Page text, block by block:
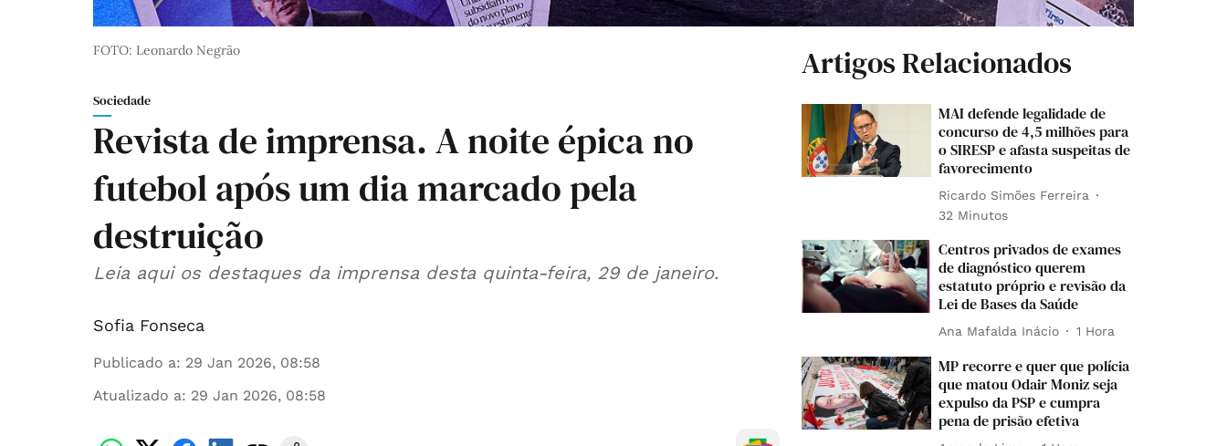
FOTO: Leonardo Negrão
Sociedade
Revista de imprensa. A noite épica no
futebol após um dia marcado pela
destruição
Leia aqui os destaques da imprensa desta quinta-feira, 29 de janeiro.
Sofia Fonseca
Publicado a: 29 Jan 2026, 08:58
Atualizado a: 29 Jan 2026, 08:58
Artigos Relacionados
MAI defende legalidade de
concurso de 4,5 milhões para
o SIRESP e afasta suspeitas de
favorecimento
Ricardo Simões Ferreira
32 Minutos
Centros privados de exames
de diagnóstico querem
estatuto próprio e revisão da
Lei de Bases da Saúde
Ana Mafalda Inácio 1 Hora
MP recorre e quer que polícia
que matou Odair Moniz seja
expulso da PSP e cumpra
pena de prisão efetiva